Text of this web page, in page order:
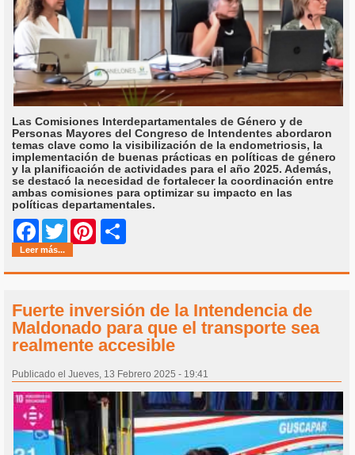
Las Comisiones Interdepartamentales de Género y de
Personas Mayores del Congreso de Intendentes abordaron
temas clave como la visibilización de la endometriosis, la
implementación de buenas prácticas en políticas de género
y la planificación de actividades para el año 2025. Además,
se destacó la necesidad de fortalecer la coordinación entre
ambas comisiones para optimizar su impacto en las
políticas departamentales.
Facebook
Twitter Pinterest
Leer más...
Fuerte inversión de la Intendencia de
Maldonado para que el transporte sea
realmente accesible
Publicado el Jueves, 13 Febrero 2025 - 19:41